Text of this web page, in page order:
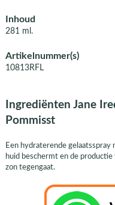
Inhoud
281 ml.
Artikelnummer(s)
10813RFL
Ingrediënten Jane
Pommisst
Een hydraterende
huid beschermt en de
zon tegengaat.